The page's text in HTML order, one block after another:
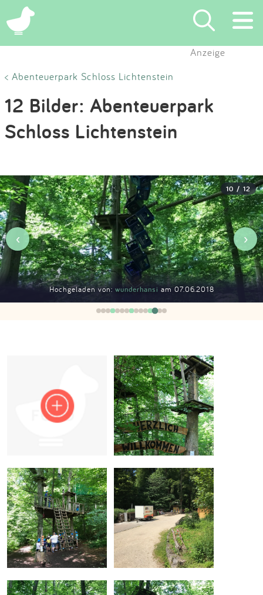
×
Suchen
Eintragen
App
Blog
Partner
Kontakt
Impressum
Anmelden
Anzeige
< Abenteuerpark Schloss Lichtenstein
12 Bilder: Abenteuerpark
Schloss Lichtenstein
Hochgeladen von: wunderhansi am 07.06.2018
10 / 12
‹ ›